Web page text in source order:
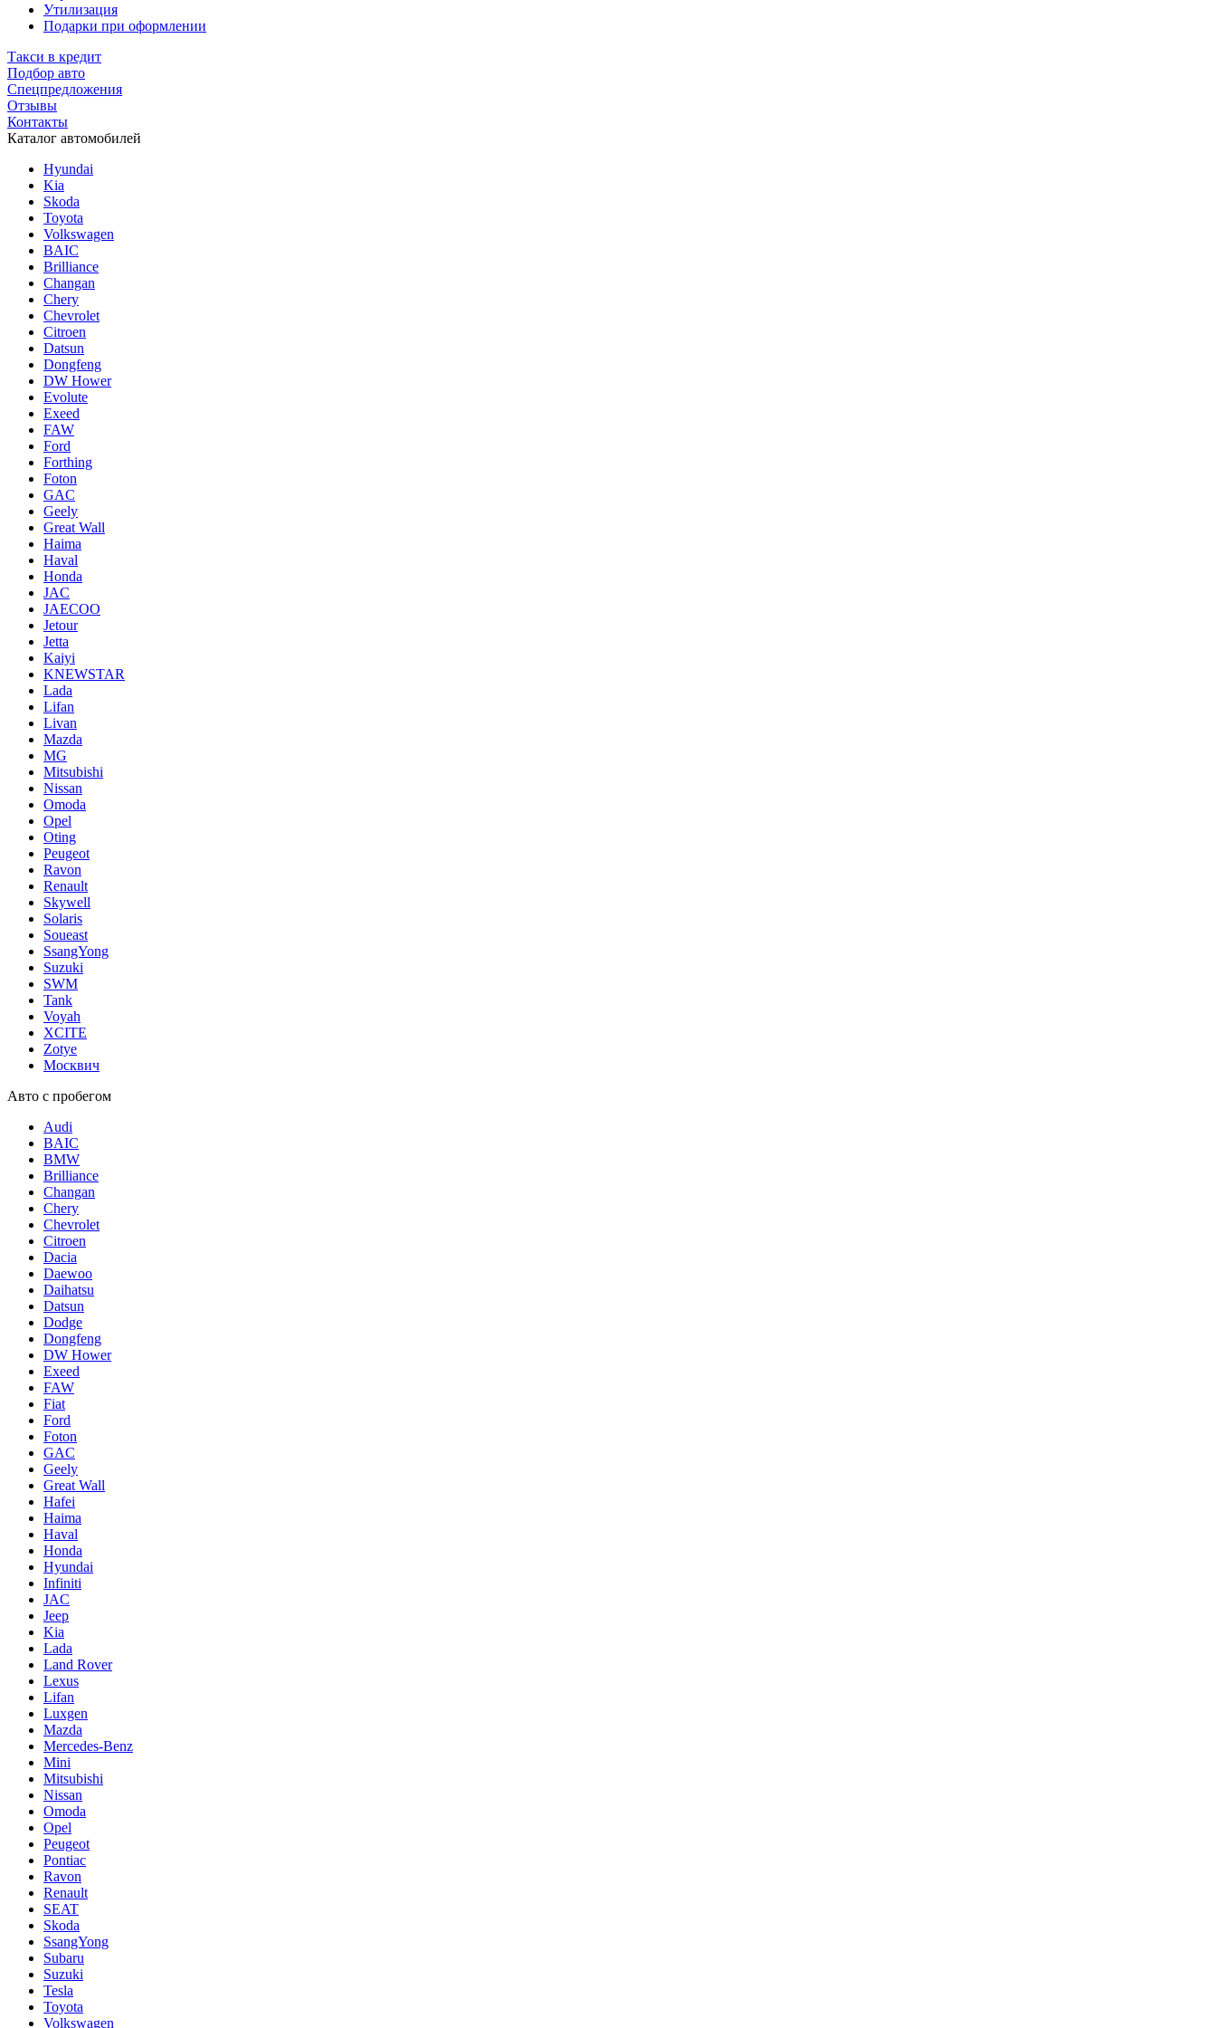
Утилизация
Подарки при оформлении
Такси в кредит
Подбор авто
Спецпредложения
Отзывы
Контакты
Каталог автомобилей
Hyundai
Kia
Skoda
Toyota
Volkswagen
BAIC
Brilliance
Changan
Chery
Chevrolet
Citroen
Datsun
Dongfeng
DW Hower
Evolute
Exeed
FAW
Ford
Forthing
Foton
GAC
Geely
Great Wall
Haima
Haval
Honda
JAC
JAECOO
Jetour
Jetta
Kaiyi
KNEWSTAR
Lada
Lifan
Livan
Mazda
MG
Mitsubishi
Nissan
Omoda
Opel
Oting
Peugeot
Ravon
Renault
Skywell
Solaris
Soueast
SsangYong
Suzuki
SWM
Tank
Voyah
XCITE
Zotye
Москвич
Авто с пробегом
Audi
BAIC
BMW
Brilliance
Changan
Chery
Chevrolet
Citroen
Dacia
Daewoo
Daihatsu
Datsun
Dodge
Dongfeng
DW Hower
Exeed
FAW
Fiat
Ford
Foton
GAC
Geely
Great Wall
Hafei
Haima
Haval
Honda
Hyundai
Infiniti
JAC
Jeep
Kia
Lada
Land Rover
Lexus
Lifan
Luxgen
Mazda
Mercedes-Benz
Mini
Mitsubishi
Nissan
Omoda
Opel
Peugeot
Pontiac
Ravon
Renault
SEAT
Skoda
SsangYong
Subaru
Suzuki
Tesla
Toyota
Volkswagen